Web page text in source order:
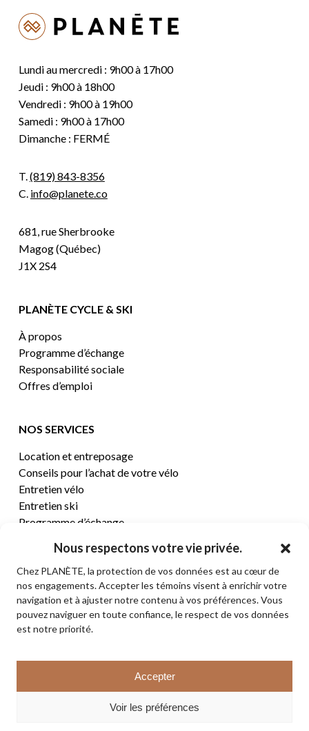
Nous respectons votre vie privée.
Chez PLANÈTE, la protection de vos données est au cœur de
nos engagements. Accepter les témoins visent à enrichir votre
navigation et à ajuster notre contenu à vos préférences. Vous
pouvez naviguer en toute confiance, le respect de vos données
est notre priorité.
Accepter
Voir les préférences
Sous-total: 0,00$
VOIR LE PANIER
Lundi au mercredi : 9h00 à 17h00
Jeudi : 9h00 à 18h00
Vendredi : 9h00 à 19h00
Samedi : 9h00 à 17h00
Dimanche : FERMÉ
T.(819) 843-8356
C. info@planete.co
681, rue Sherbrooke
Magog (Québec)
J1X 2S4
PLANÈTE CYCLE & SKI
À propos
Programme d’échange
Responsabilité sociale
Offres d’emploi
NOS SERVICES
Location et entreposage
Conseils pour l’achat de votre vélo
Entretien vélo
Entretien ski
Programme d’échange
CENTRE D’AIDE
Termes et conditions de vente
Retours et remboursements
Politique de confidentialité
© 2026 PLANÈTE CYCLE & SKI. Tous droits réservés.